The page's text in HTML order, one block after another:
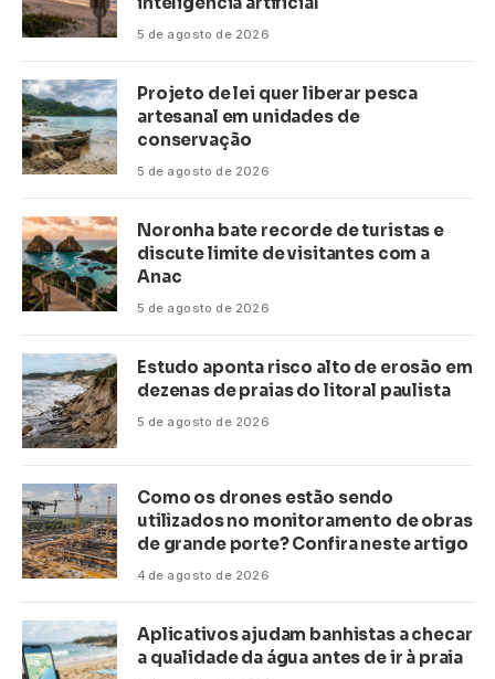
5 de agosto de 2026
Projeto de lei quer liberar pesca
artesanal em unidades de
conservação
5 de agosto de 2026
Noronha bate recorde de turistas e
discute limite de visitantes com a
Anac
5 de agosto de 2026
Estudo aponta risco alto de erosão em
dezenas de praias do litoral paulista
5 de agosto de 2026
Como os drones estão sendo
utilizados no monitoramento de obras
de grande porte? Confira neste artigo
4 de agosto de 2026
Aplicativos ajudam banhistas a checar
a qualidade da água antes de ir à praia